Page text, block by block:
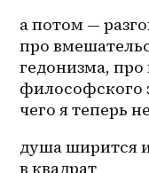
а потом —
про
гедонизма,
философского
чего я теперь
душа ширится
в квадрат